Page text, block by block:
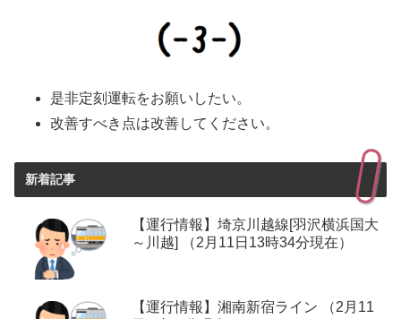
是非定刻運転をお願いしたい。
改善すべき点は改善してください。
新着記事
【運行情報】埼京川越線[羽沢横浜国大
～川越] （2月11日13時34分現在）
【運行情報】湘南新宿ライン （2月11